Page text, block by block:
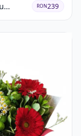
și Mov
RON239